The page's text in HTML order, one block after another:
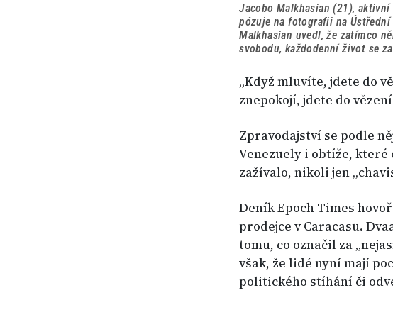
Jacobo Malkhasian (21),
pózuje na fotografii na
Malkhasian uvedl, že zatímco
svobodu, každodenní život se
„Když mluvíte, jdete do
znepokojí, jdete do
Zpravodajství se podle
Venezuely i obtíže,
zažívalo, nikoli jen
Deník Epoch Times
prodejce v Caracasu.
tomu, co označil za
však, že lidé nyní mají
politického stíhání či